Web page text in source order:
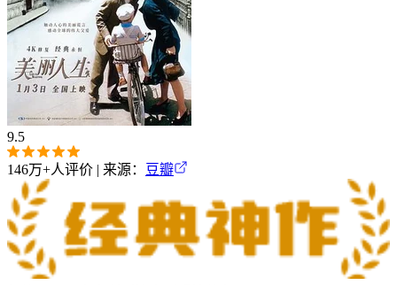
9.5
146万+人评价 | 来源： 豆瓣